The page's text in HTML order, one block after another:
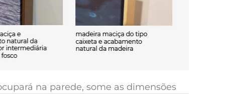
na parede, some as dimensões